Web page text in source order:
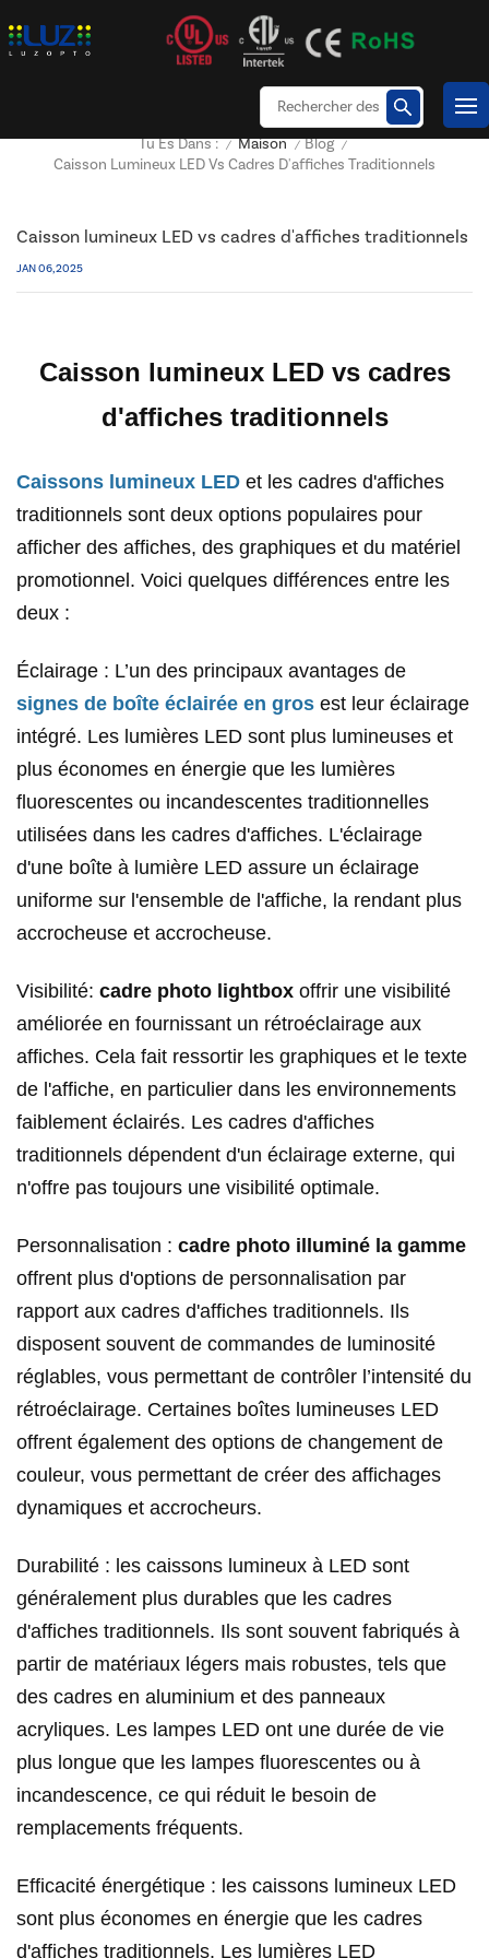
Tu Es Dans : / Maison / Blog /
Caisson Lumineux LED Vs Cadres D'affiches Traditionnels
Caisson lumineux LED vs cadres d'affiches traditionnels
JAN 06, 2025
Caisson lumineux LED vs cadres
d'affiches traditionnels
Caissons lumineux LED et les cadres d'affiches
traditionnels sont deux options populaires pour
afficher des affiches, des graphiques et du matériel
promotionnel. Voici quelques différences entre les
deux :
Éclairage : L’un des principaux avantages de
signes de boîte éclairée en gros est leur éclairage
intégré. Les lumières LED sont plus lumineuses et
plus économes en énergie que les lumières
fluorescentes ou incandescentes traditionnelles
utilisées dans les cadres d'affiches. L'éclairage
d'une boîte à lumière LED assure un éclairage
uniforme sur l'ensemble de l'affiche, la rendant plus
accrocheuse et accrocheuse.
Visibilité: cadre photo lightbox offrir une visibilité
améliorée en fournissant un rétroéclairage aux
affiches. Cela fait ressortir les graphiques et le texte
de l'affiche, en particulier dans les environnements
faiblement éclairés. Les cadres d'affiches
traditionnels dépendent d'un éclairage externe, qui
n'offre pas toujours une visibilité optimale.
Personnalisation : cadre photo illuminé la gamme
offrent plus d'options de personnalisation par
rapport aux cadres d'affiches traditionnels. Ils
disposent souvent de commandes de luminosité
réglables, vous permettant de contrôler l’intensité du
rétroéclairage. Certaines boîtes lumineuses LED
offrent également des options de changement de
couleur, vous permettant de créer des affichages
dynamiques et accrocheurs.
Durabilité : les caissons lumineux à LED sont
généralement plus durables que les cadres
d'affiches traditionnels. Ils sont souvent fabriqués à
partir de matériaux légers mais robustes, tels que
des cadres en aluminium et des panneaux
acryliques. Les lampes LED ont une durée de vie
plus longue que les lampes fluorescentes ou à
incandescence, ce qui réduit le besoin de
remplacements fréquents.
Efficacité énergétique : les caissons lumineux LED
sont plus économes en énergie que les cadres
d'affiches traditionnels. Les lumières LED